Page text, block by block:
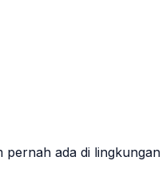
ada di